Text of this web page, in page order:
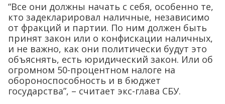
“Все они должны начать с себя, особенно те,
кто задекларировал наличные, независимо
от фракций и партии. По ним должен быть
принят закон или о конфискации наличных,
и не важно, как они политически будут это
объяснять, есть юридический закон. Или об
огромном 50-процентном налоге на
обороноспособность и в бюджет
государства”, – считает экс-глава СБУ.